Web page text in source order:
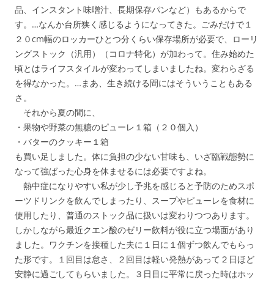
品、インスタント味噌汁、長期保存パンなど）もあるからで
す。…なんか台所狭く感じるようになってきた。ごみだけで１
２０cm幅のロッカーひとつ分くらい保存場所が必要で、ローリ
ングストック（汎用）（コロナ特化）が加わって。住み始めた
頃とはライフスタイルが変わってしまいましたね。変わらざる
を得なかった。…まあ、生き続ける間にはそういうこともある
さ。
それから夏の間に、
・果物や野菜の無糖のピューレ１箱（２０個入）
・バターのクッキー１箱
も買い足しました。体に負担の少ない甘味も、いざ臨戦態勢に
なって強ばった心身を休ませるには必要ですよね。
熱中症になりやすい私が少し予兆を感じると予防のためスポ
ーツドリンクを飲んでしまったり、スープやピューレを食材に
使用したり、普通のストック品に扱いは変わりつつあります。
しかしながら最近クエン酸のゼリー飲料が役に立つ場面があり
ました。ワクチンを接種した夫に１日に１個ずつ飲んでもらっ
た形です。１回目は怠さ、２回目は軽い発熱があって２日ほど
安静に過ごしてもらいました。３日目に平常に戻った時はホッ